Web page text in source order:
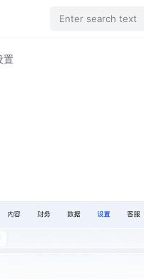
置
Enter search text